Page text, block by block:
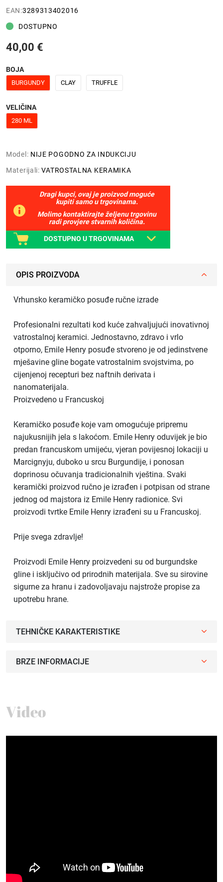
EAN:3289313402016
DOSTUPNO
40,00 €
BOJA
BURGUNDY CLAY TRUFFLE
VELIČINA
280 ML
Model: NIJE POGODNO ZA INDUKCIJU
Materijali: VATROSTALNA KERAMIKA
Dragi kupci, ovaj je proizvod moguće
kupiti samo u trgovinama.
Molimo kontaktirajte željenu trgovinu
radi provjere stvarnih količina.
DOSTUPNO U TRGOVINAMA
OPIS PROIZVODA
Vrhunsko keramičko posuđe ručne izrade
Profesionalni rezultati kod kuće zahvaljujući inovativnoj
vatrostalnoj keramici. Jednostavno, zdravo i vrlo
otporno, Emile Henry posuđe stvoreno je od jedinstvene
mješavine gline bogate vatrostalnim svojstvima, po
cijenjenoj recepturi bez naftnih derivata i
nanomaterijala.
Proizvedeno u Francuskoj
Keramičko posuđe koje vam omogućuje pripremu
najukusnijih jela s lakoćom. Emile Henry oduvijek je bio
predan francuskom umijeću, vjeran povijesnoj lokaciji u
Marcignyju, duboko u srcu Burgundije, i ponosan
doprinosu očuvanja tradicionalnih vještina. Svaki
keramički proizvod ručno je izrađen i potpisan od strane
jednog od majstora iz Emile Henry radionice. Svi
proizvodi tvrtke Emile Henry izrađeni su u Francuskoj.
Prije svega zdravlje!
Proizvodi Emile Henry proizvedeni su od burgundske
gline i isključivo od prirodnih materijala. Sve su sirovine
sigurne za hranu i zadovoljavaju najstrože propise za
upotrebu hrane.
TEHNIČKE KARAKTERISTIKE
BRZE INFORMACIJE
Video